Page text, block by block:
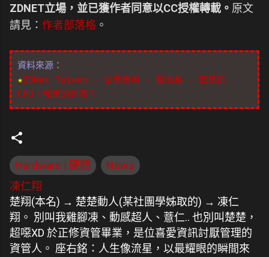
ZDNET立場，並已獲作者同意以CC授權轉載。 原文
請見： 作者部落格 。
資料來源：
★ZDNet Taiwan - 企業應用 - 部落格 - 四核的
CPU，我用的到嗎？
Hardware | 硬體
News
凍仁翔
楚翔(本名) → 楚楚動人(某社團學姊取的) → 凍仁
翔。 別叫我雞腳凍、動感超人、薏仁.. 也別叫楚楚，
超噁XD 於正修資管畢業，是位喜愛資訊討厭管理的
資管人。 座右銘：人生像流星，以最耀眼的瞬間來